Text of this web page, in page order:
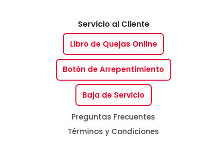
Servicio al Cliente
Libro de Quejas Online
Botón de Arrepentimiento
Baja de Servicio
Preguntas Frecuentes
Términos y Condiciones